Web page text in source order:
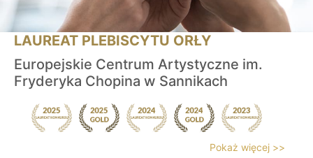
LAUREAT PLEBISCYTU ORŁY
Europejskie Centrum Artystyczne im.
Fryderyka Chopina w Sannikach
Pokaż więcej >>